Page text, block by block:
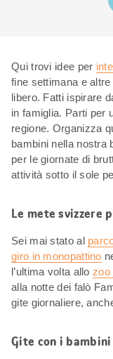
Qui trovi idee per
fine settimana e
libero. Fatti ispirare
in famiglia. Parti per
regione. Organizza
bambini nella nostra
per le giornate di
attività sotto il sole
Le mete svizzere
Sei mai stato al
giro in monopattino
l’ultima volta allozoo
alla notte dei falò
gite giornaliere,
Gite con i bambini